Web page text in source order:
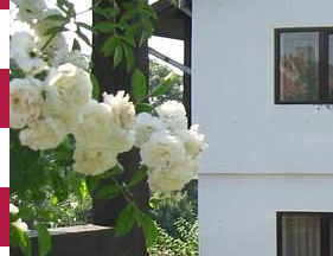
Închirieri auto
Închirieri biciclete
Taxi
Încărcare vehicule electrice